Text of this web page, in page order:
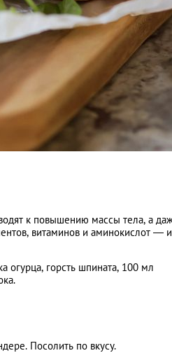
к повышению массы тела, а
витаминов и аминокислот — и
огурца, горсть шпината, 100 мл
Посолить по вкусу.